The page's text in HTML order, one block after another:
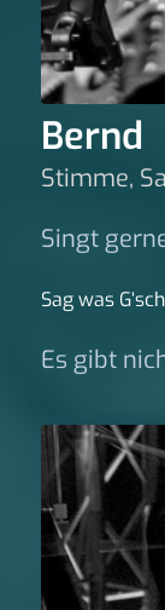
Bernd
Stimme,
Singt
Sag was
Es gibt